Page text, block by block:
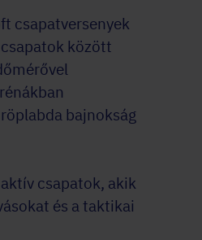
csapatversenyek
között
bajnokság
csapatok, akik
és a taktikai